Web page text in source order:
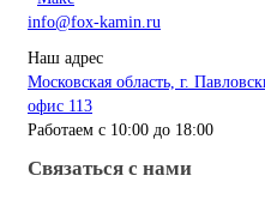
info@fox-kamin.ru
Наш адрес
Московская область, г.
офис 113
Работаем с 10:00 до 18:00
Связаться с нами